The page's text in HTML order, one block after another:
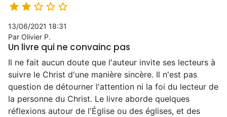
    
13/06/2021 18:31
Par Olivier P.
Un livre qui ne convainc pas
Il ne fait aucun doute que l'auteur invite ses lecteurs à
suivre le Christ d'une manière sincère. Il n'est pas
question de détourner l'attention ni la foi du lecteur de
la personne du Christ. Le livre aborde quelques
réflexions autour de l'Église ou des églises, et des